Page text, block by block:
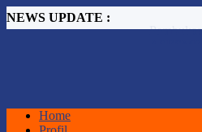
NEWS UPDATE :
Home